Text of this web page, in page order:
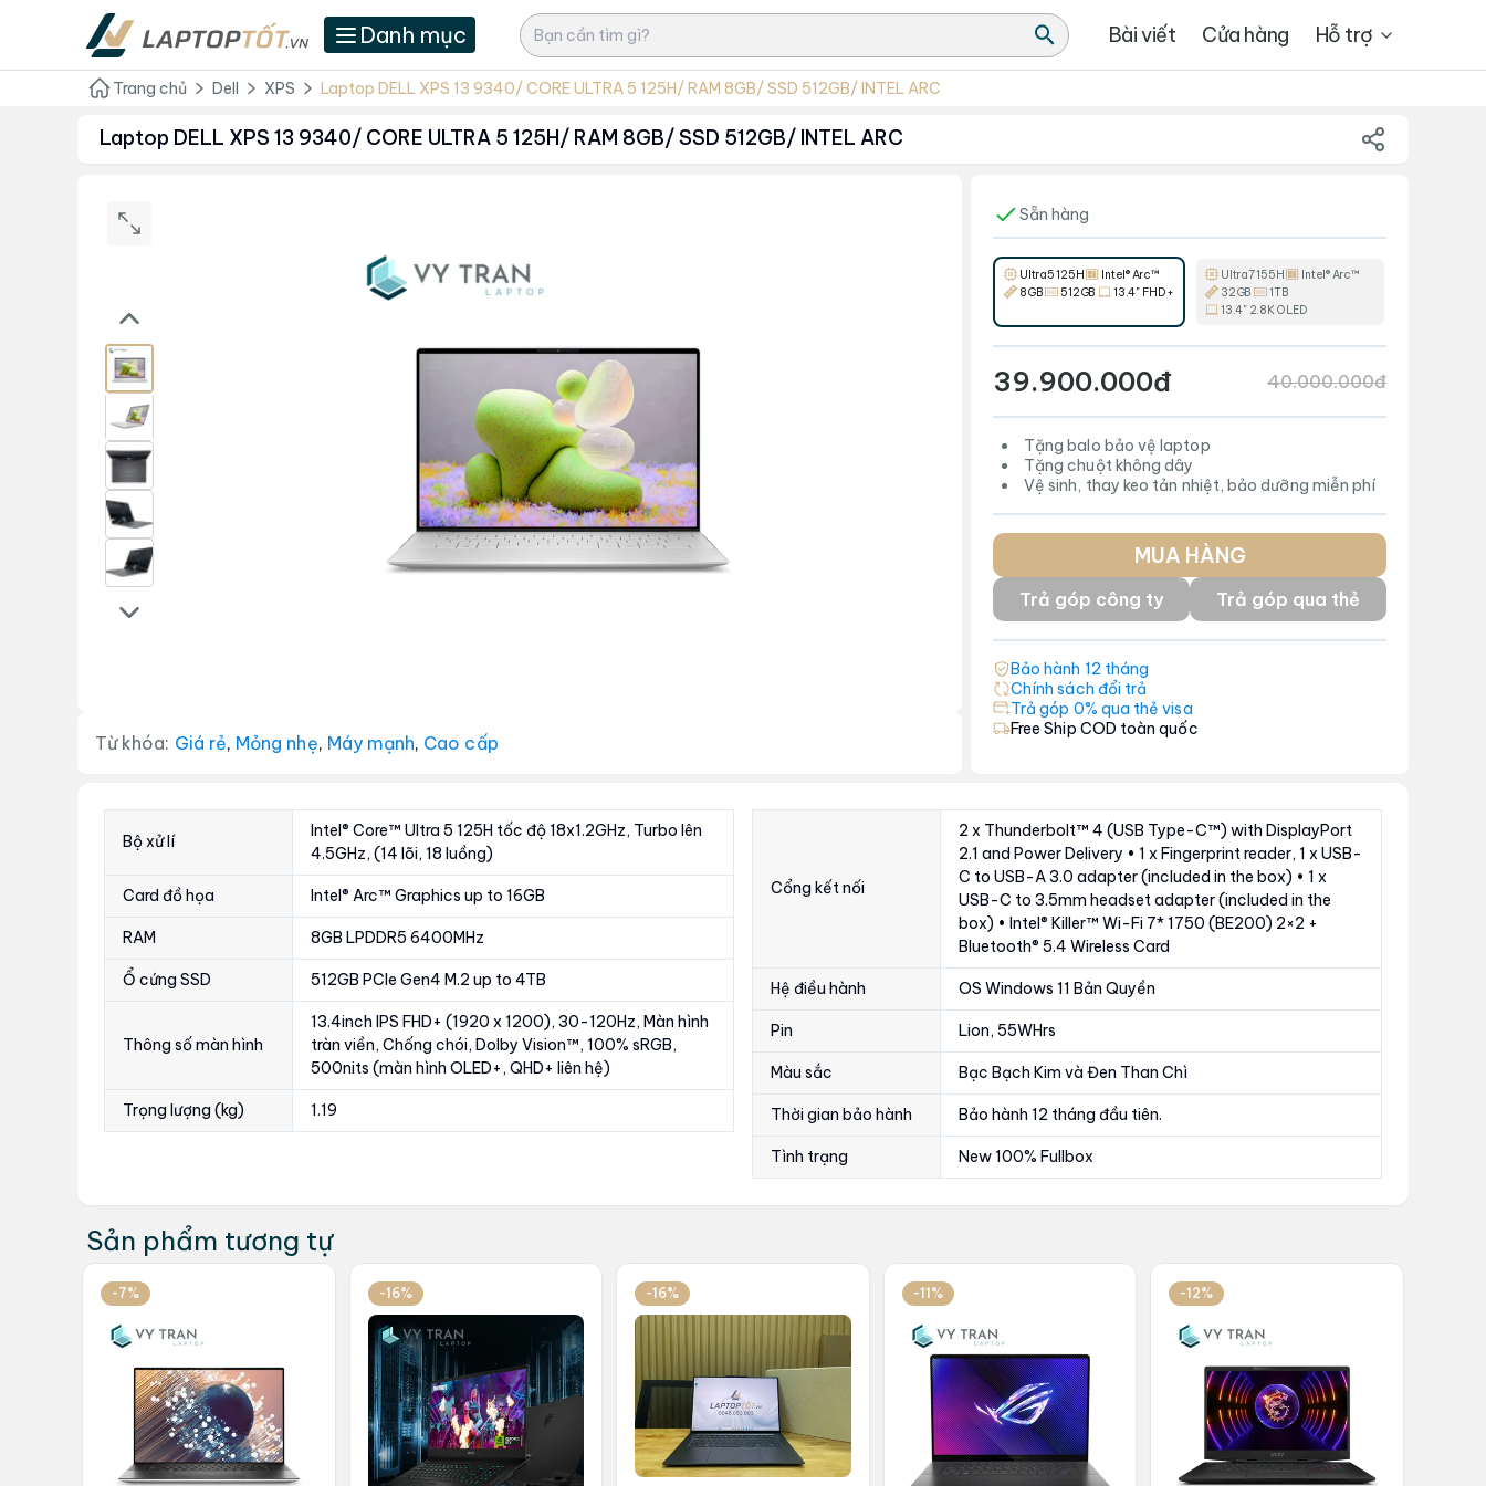
Danh mục Bài viết Cửa hàng Hỗ trợ
Trang chủ Dell XPS Laptop DELL XPS 13 9340/ CORE ULTRA 5 125H/ RAM 8GB/ SSD 512GB/ INTEL ARC
Laptop DELL XPS 13 9340/ CORE ULTRA 5 125H/ RAM 8GB/ SSD 512GB/ INTEL ARC
Từ khóa: Giá rẻ, Mỏng nhẹ, Máy mạnh, Cao cấp
Sẵn hàng
Ultra5 125H
Intel® Arc™
8GB
512GB 13.4" FHD+
Ultra7 155H
Intel® Arc™
32GB
1TB
13.4" 2.8K OLED
39.900.000đ 40.000.000đ
Tặng balo bảo vệ laptop
Tặng chuột không dây
Vệ sinh, thay keo tản nhiệt, bảo dưỡng miễn phí
MUA HÀNG
Trả góp công ty Trả góp qua thẻ
Bảo hành 12 tháng
Chính sách đổi trả
Trả góp 0% qua thẻ visa
Free Ship COD toàn quốc
Bộ xử lí
Intel® Core™ Ultra 5 125H tốc độ 18x1.2GHz, Turbo lên
4.5GHz, (14 lõi, 18 luồng)
Card đồ họa Intel® Arc™ Graphics up to 16GB
RAM 8GB LPDDR5 6400MHz
Ổ cứng SSD 512GB PCIe Gen4 M.2 up to 4TB
Thông số màn hình
13.4inch IPS FHD+ (1920 x 1200), 30-120Hz, Màn hình
tràn viền, Chống chói, Dolby Vision™, 100% sRGB,
500nits (màn hình OLED+, QHD+ liên hệ)
Trọng lượng (kg) 1.19
Cổng kết nối
2 x Thunderbolt™ 4 (USB Type-C™) with DisplayPort
2.1 and Power Delivery • 1 x Fingerprint reader, 1 x USB-
C to USB-A 3.0 adapter (included in the box) • 1 x
USB-C to 3.5mm headset adapter (included in the
box) • Intel® Killer™ Wi-Fi 7* 1750 (BE200) 2×2 +
Bluetooth® 5.4 Wireless Card
Hệ điều hành OS Windows 11 Bản Quyền
Pin Lion, 55WHrs
Màu sắc Bạc Bạch Kim và Đen Than Chì
Thời gian bảo hành Bảo hành 12 tháng đầu tiên.
Tình trạng New 100% Fullbox
Sản phẩm tương tự
-7% -16% -16% -11% -12%